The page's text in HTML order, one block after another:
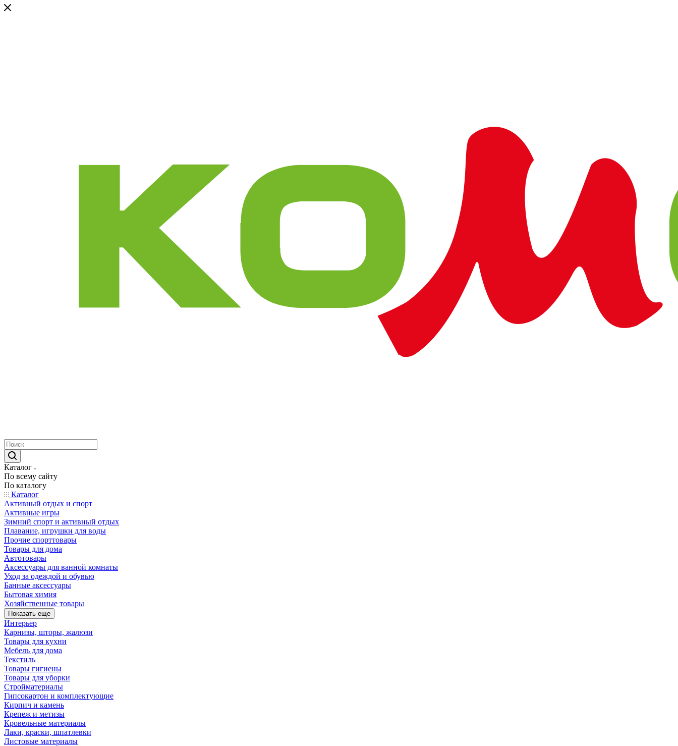
Каталог
По всему сайту
По каталогу
Каталог
Активный отдых и спорт
Активные игры
Зимний спорт и активный отдых
Плавание, игрушки для воды
Прочие спорттовары
Товары для дома
Автотовары
Аксессуары для ванной комнаты
Уход за одеждой и обувью
Банные аксессуары
Бытовая химия
Хозяйственные товары
Показать еще
Интерьер
Карнизы, шторы, жалюзи
Товары для кухни
Мебель для дома
Текстиль
Товары гигиены
Товары для уборки
Стройматериалы
Гипсокартон и комплектующие
Кирпич и камень
Крепеж и метизы
Кровельные материалы
Лаки, краски, шпатлевки
Листовые материалы